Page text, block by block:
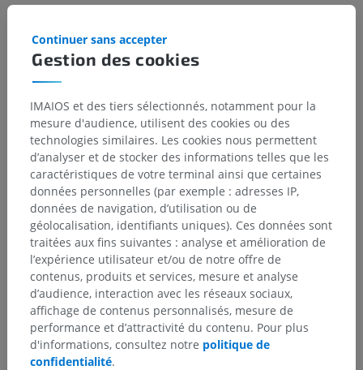
des protons libres, dans les tissus contenant des protons
liés aux macromolécules soumis à une impulsion RF
PRÉCÉDENT SUIVANT
RÉSUMÉ DU CHAPITRE
Transfert d'aimantation (3)
Protons libres et liés
Mécanismes du transfert d’aimantation
Applications du transfert d’aimantation
Gestion des cookies
Continuer sans accepter
IMAIOS et des tiers sélectionnés, notamment pour la
mesure d'audience, utilisent des cookies ou des
technologies similaires. Les cookies nous permettent
d’analyser et de stocker des informations telles que les
caractéristiques de votre terminal ainsi que certaines
données personnelles (par exemple : adresses IP,
données de navigation, d’utilisation ou de
géolocalisation, identifiants uniques). Ces données sont
traitées aux fins suivantes : analyse et amélioration de
l’expérience utilisateur et/ou de notre offre de
contenus, produits et services, mesure et analyse
d’audience, interaction avec les réseaux sociaux,
affichage de contenus personnalisés, mesure de
performance et d’attractivité du contenu. Pour plus
d'informations, consultez notre politique de
confidentialité.